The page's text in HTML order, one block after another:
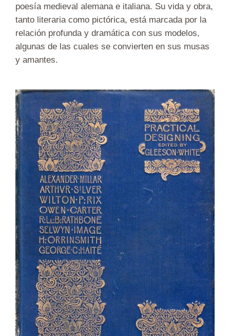
poesía medieval alemana e italiana. Su vida y obra,
tanto literaria como pictórica, está marcada por la
relación profunda y dramática con sus modelos,
algunas de las cuales se convierten en sus musas
y amantes.